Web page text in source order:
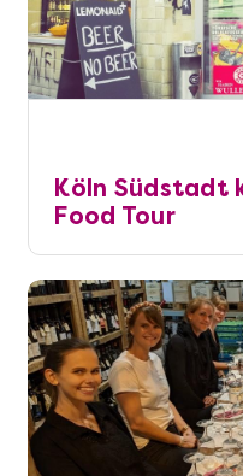
Köln Südstadt
Food Tour